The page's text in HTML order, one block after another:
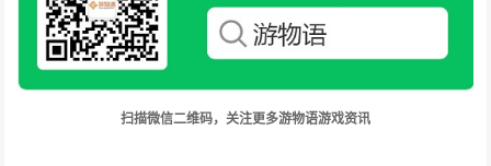
扫描微信二维码，关注更多游物语游戏资讯